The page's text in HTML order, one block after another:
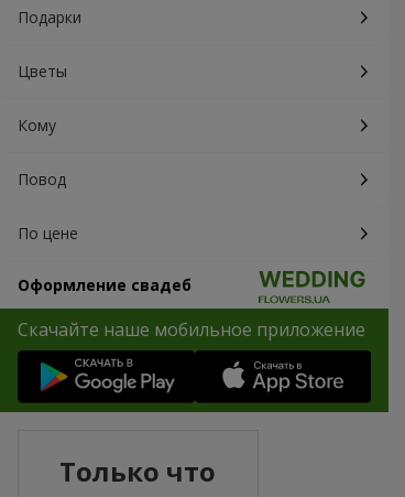
Подарки
Цветы
Кому
Повод
По цене
Оформление свадеб
Скачайте наше мобильное приложение
Только что